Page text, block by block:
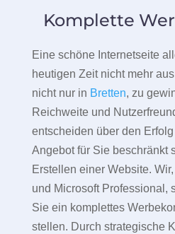
Komplette
Eine schöne Internetseite
heutigen Zeit nicht mehr
nicht nur in Bretten, zu
Reichweite und
entscheiden über den
Angebot für Sie beschränkt
Erstellen einer Website.
und Microsoft Professional,
Sie ein komplettes
stellen. Durch strategische